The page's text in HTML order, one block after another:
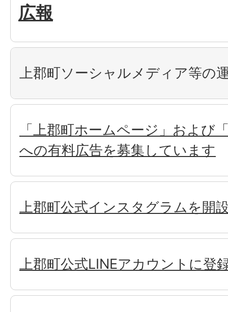
広報
上郡町ソーシャルメディア等の
「上郡町ホームページ」および
への有料広告を募集しています
上郡町公式インスタグラムを開
上郡町公式LINEアカウントに登